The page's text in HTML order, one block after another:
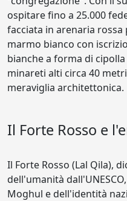
ospitare fino a 25.000
facciata in arenaria
marmo bianco con
bianche a forma di
minareti alti circa 40
meraviglia architettonica.
Il Forte Rosso e
Il Forte Rosso (Lal Qila),
dell'umanità
Moghul e dell'identità